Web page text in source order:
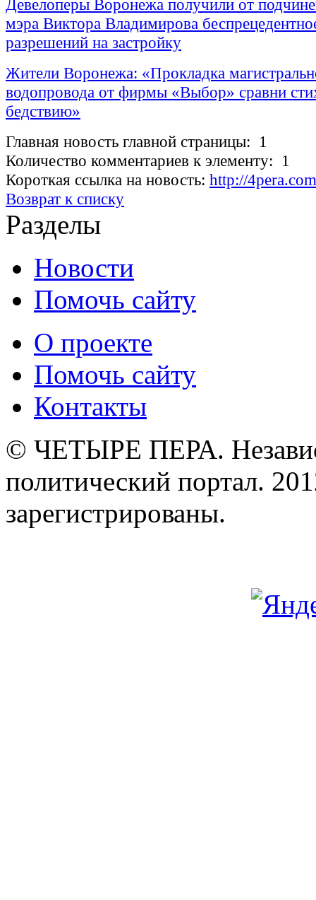
Девелоперы Воронежа получили от
мэра Виктора Владимирова
разрешений на застройку
Жители Воронежа: «Прокладка
водопровода от фирмы «Выбор» сравни
бедствию»
Главная новость главной страницы: 1
Количество комментариев к элементу: 1
Короткая ссылка на новость: http://
Возврат к списку
Разделы
Новости
Помочь сайту
О проекте
Помочь сайту
Контакты
© ЧЕТЫРЕ ПЕРА.
политический портал.
зарегистрированы.